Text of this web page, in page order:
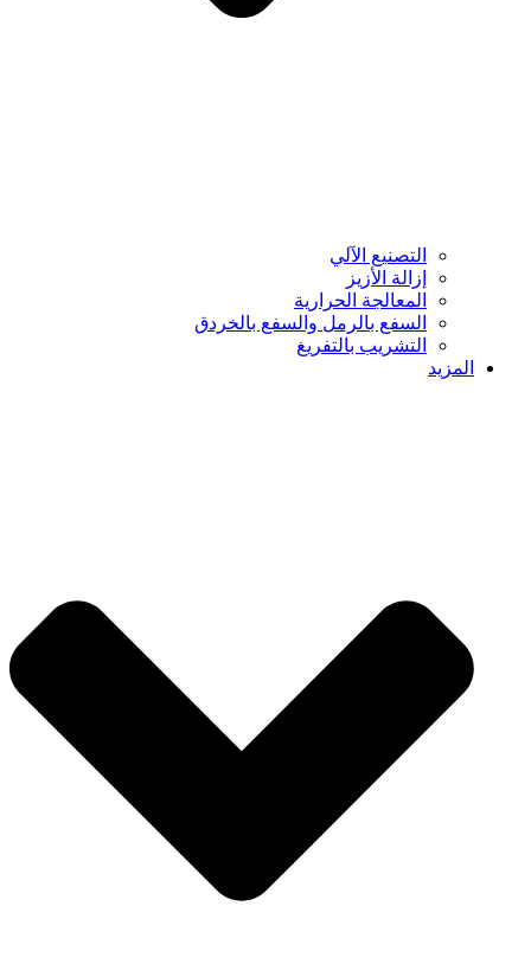
التصنيع الآلي
إزالة الأزيز
المعالجة الحرارية
السفع بالرمل والسفع بالخردق
التشريب بالتفريغ
المزيد